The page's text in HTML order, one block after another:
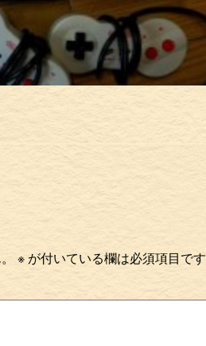
※ が付いている欄は必須項目です